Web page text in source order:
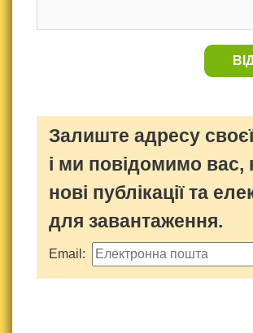
Залиште адресу
і ми повідомимо вас,
нові публікації та
для завантаження.
Email: